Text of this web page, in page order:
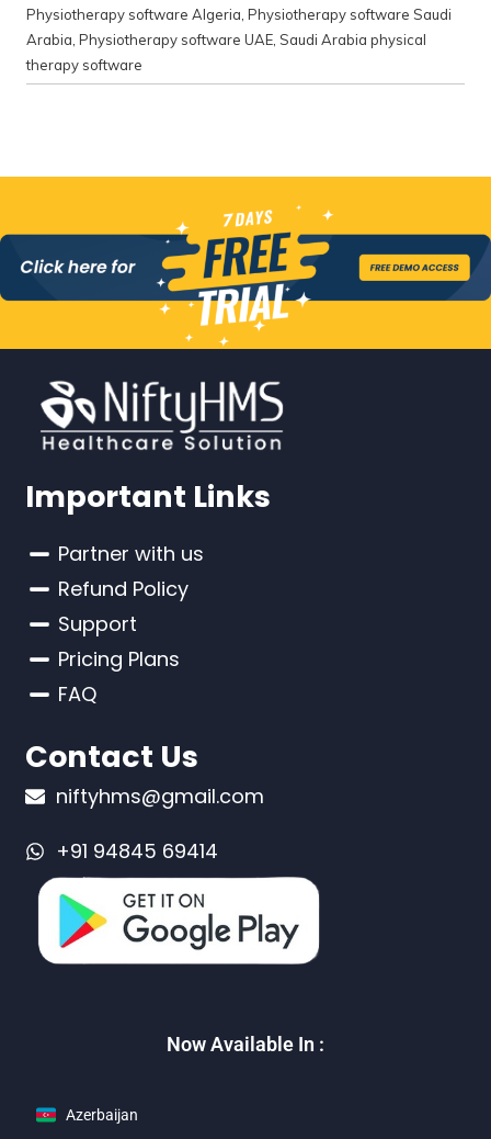
Physiotherapy software Algeria, Physiotherapy software Saudi
Arabia, Physiotherapy software UAE, Saudi Arabia physical
therapy software
Important Links
Partner with us
Refund Policy
Support
Pricing Plans
FAQ
Contact Us
niftyhms@gmail.com
+91 94845 69414
Now Available In :
Azerbaijan